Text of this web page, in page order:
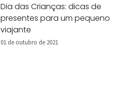
Dia das Crianças: dicas de
presentes para um pequeno
viajante
01 de outubro de 2021